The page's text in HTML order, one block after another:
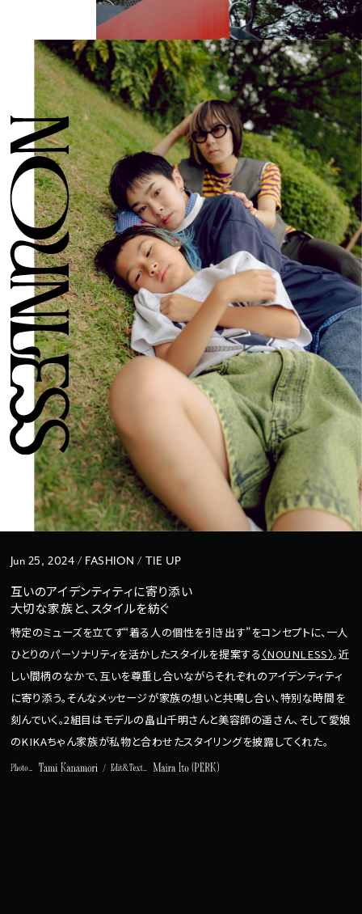
Jun 25, 2024 / FASHION / TIE UP
互いのアイデンティティに寄り添い
大切な家族と、スタイルを紡ぐ
特定のミューズを立てず“着る人の個性を引き出す”をコンセプトに、一人
ひとりのパーソナリティを活かしたスタイルを提案する 〈NOUNLESS〉。近
しい間柄のなかで、互いを尊重し合いながらそれぞれのアイデンティティ
に寄り添う。そんなメッセージが家族の想いと共鳴し合い、特別な時間を
刻んでいく。2組目はモデルの畠山千明さんと美容師の遥さん、そして愛娘
のKIKAちゃん家族が私物と合わせたスタイリングを披露してくれた。